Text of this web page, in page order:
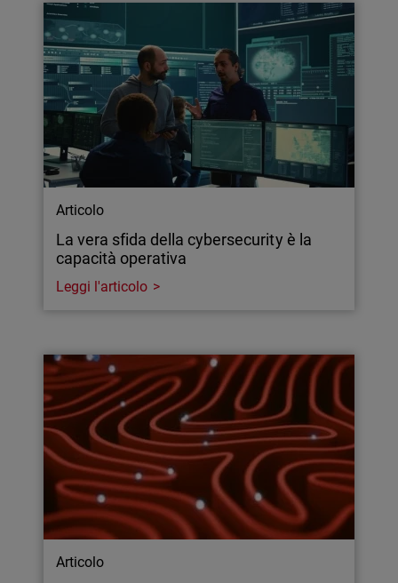
Articolo
La vera sfida della cybersecurity è la
capacità operativa
Leggi l'articolo
Articolo